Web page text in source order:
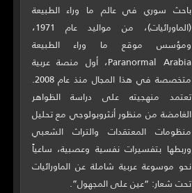
باحث سوري في عالم ما وراء الطبيعة
(الماورائيات)، من مواليد عام 1971،
ومؤسس موقع ما وراء الطبيعة
Paranormal Arabia، أول منصة عربية
متخصصة في هذا المجال منذ عام 2008.
تعتمد منهجيته على دراسة الظواهر
الغامضة من منظور أنثروبولوجي مع تحليل
منظومات المعتقدات والتراث الشعبي
وربطها بتفسيرات نفسية وعصبية، ساعياً
نحو موسوعة عربية شاملة عن الماورائيات
تحت شعار: “عين على المجهول”.